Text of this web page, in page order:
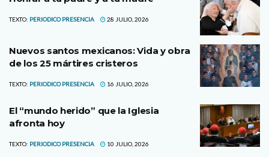
TEXTO: PERIODICO PRESENCIA 28 JULIO, 2026
Nuevos santos mexicanos: Vida y obra
de los 25 mártires cristeros
TEXTO: PERIODICO PRESENCIA 16 JULIO, 2026
El “mundo herido” que la Iglesia
afronta hoy
TEXTO: PERIODICO PRESENCIA 10 JULIO, 2026